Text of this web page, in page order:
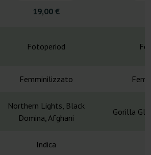
19,00 €
Fotoperiod
Femminilizzato
Northern Lights, Black
Domina, Afghani
Gorilla
Indica